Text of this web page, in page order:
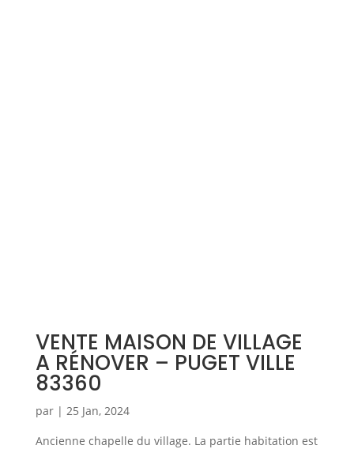
VENTE MAISON DE VILLAGE
A RÉNOVER – PUGET VILLE
83360
par | 25 Jan, 2024
Ancienne chapelle du village. La partie habitation est